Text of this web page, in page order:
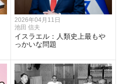
2026年04月11日
池田 信夫
イスラエル：人類史上最もや
っかいな問題